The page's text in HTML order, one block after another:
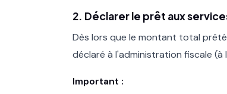
2. Déclarer le prêt aux
Dès lors que le montant total
déclaré à l'administration fiscale (à
Important :